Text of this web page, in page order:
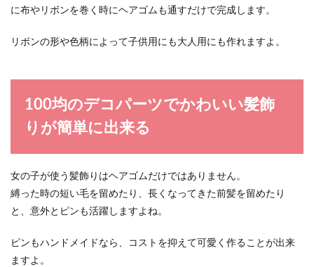
に布やリボンを巻く時にヘアゴムも通すだけで完成します。
リボンの形や色柄によって子供用にも大人用にも作れますよ。
100均のデコパーツでかわいい髪飾
りが簡単に出来る
女の子が使う髪飾りはヘアゴムだけではありません。
縛った時の短い毛を留めたり、長くなってきた前髪を留めたり
と、意外とピンも活躍しますよね。
ピンもハンドメイドなら、コストを抑えて可愛く作ることが出来
ますよ。